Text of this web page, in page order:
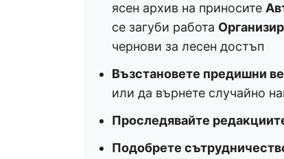
ясен архив на приносите
се загуби работа
чернови за лесен достъп
Възстановете предишни
или да върнете случайно
Проследявайте
Подобрете